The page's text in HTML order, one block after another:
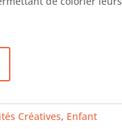
Créatives, Enfant